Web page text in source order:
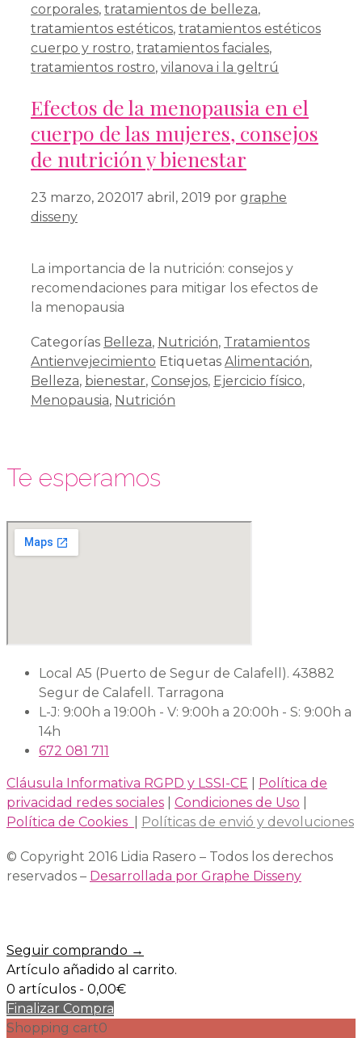
corporales, tratamientos de belleza,
tratamientos estéticos, tratamientos estéticos
cuerpo y rostro, tratamientos faciales,
tratamientos rostro, vilanova i la geltrú
Efectos de la menopausia en el
cuerpo de las mujeres, consejos
de nutrición y bienestar
23 marzo, 202017 abril, 2019 por graphe
disseny
La importancia de la nutrición: consejos y
recomendaciones para mitigar los efectos de
la menopausia
Categorías Belleza, Nutrición, Tratamientos
Antienvejecimiento Etiquetas Alimentación,
Belleza, bienestar, Consejos, Ejercicio físico,
Menopausia, Nutrición
Te esperamos
Local A5 (Puerto de Segur de Calafell). 43882
Segur de Calafell. Tarragona
L-J: 9:00h a 19:00h - V: 9:00h a 20:00h - S: 9:00h a
14h
672 081 711
Cláusula Informativa RGPD y LSSI-CE
Política de
privacidad redes sociales
Condiciones de Uso
Política de Cookies
Políticas de envió y devoluciones
© Copyright 2016 Lidia Rasero – Todos los derechos
reservados – Desarrollada por Graphe Disseny
Seguir comprando →
Artículo añadido al carrito.
0 artículos - 0,00€
Finalizar Compra
Shopping cart0